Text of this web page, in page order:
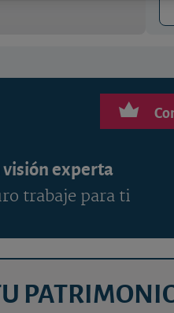
experta
trabaje para ti